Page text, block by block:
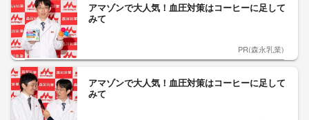
アマゾンで大人気！血圧対策はコーヒーに足して
みて
PR(森永乳業)
アマゾンで大人気！血圧対策はコーヒーに足して
みて